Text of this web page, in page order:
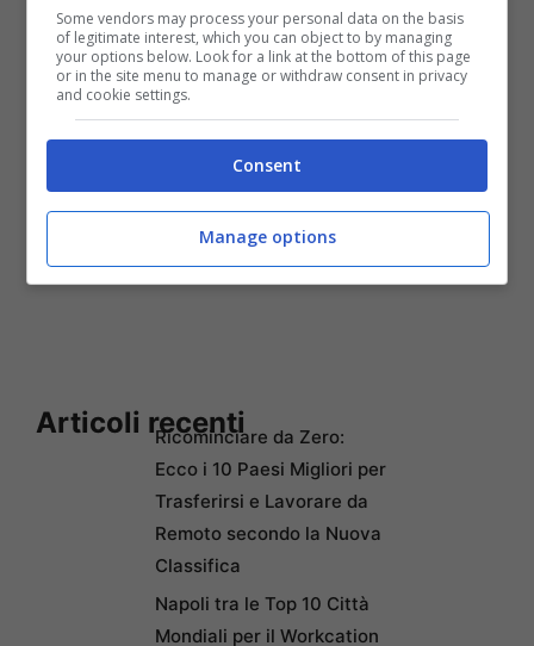
metri. La fase più acuta del maltempo
anche se dovrebbe concludersi entro la
giornata odierna lascerà un
instabile almeno fino al 25 aprilee andrà a
condizionare anche le
ben al
disotto della media del periodo.
Articoli recentiRicominciare da Zero:
Ecco i 10 Paesi Migliori per
Trasferirsi e Lavorare da
Remoto secondo la Nuova
Classifica
Napoli tra le Top 10 Città
Mondiali per il Workcation
Some vendors may process your personal data on the basis
of legitimate interest, which you can object to by managing
your options below. Look for a link at the bottom of this page
or in the site menu to manage or withdraw consent in privacy
and cookie settings.
Consent
Manage options